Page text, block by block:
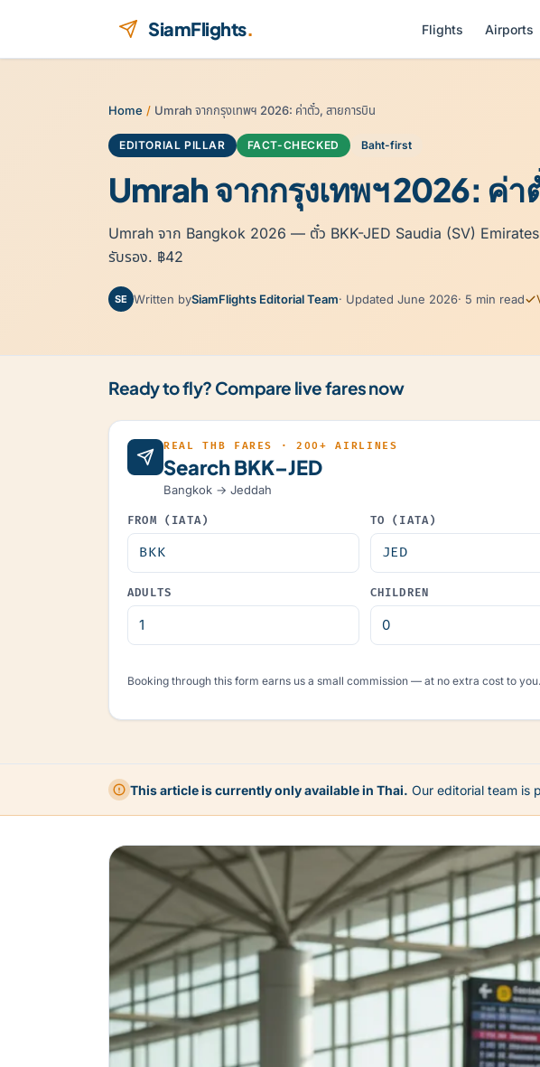
SiamFlights. Flights Airports
Home / Umrah จากกรุงเทพฯ 2026: ค่าตั๋ว, สายการบิน
EDITORIAL PILLAR FACT-CHECKED Baht-first
Umrah จากกรุงเทพฯ 2026: ค่
Umrah จาก Bangkok 2026 — ตั๋ว BKK-JED Saudia (SV)
รับรอง. ฿42
SE Written bySiamFlights Editorial Team· Updated June 2026· 5 min read
Ready to fly? Compare live fares now
REAL THB FARES · 200+ AIRLINES
Search BKK–JED
Bangkok → Jeddah
FROM (IATA) TO (IATA)
ADULTS CHILDREN
Booking through this form earns us a small commission — at no extra cost to you.
This article is currently only available in Thai. Our editorial team is